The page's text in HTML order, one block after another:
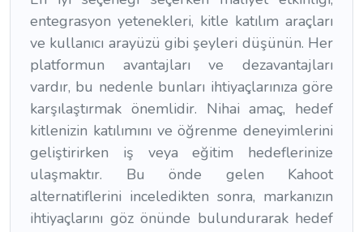
entegrasyon yetenekleri, kitle katılım araçları
ve kullanıcı arayüzü gibi şeyleri düşünün. Her
platformun avantajları ve dezavantajları
vardır, bu nedenle bunları ihtiyaçlarınıza göre
karşılaştırmak önemlidir. Nihai amaç, hedef
kitlenizin katılımını ve öğrenme deneyimlerini
geliştirirken iş veya eğitim hedeflerinize
ulaşmaktır. Bu önde gelen Kahoot
alternatiflerini inceledikten sonra, markanızın
ihtiyaçlarını göz önünde bulundurarak hedef